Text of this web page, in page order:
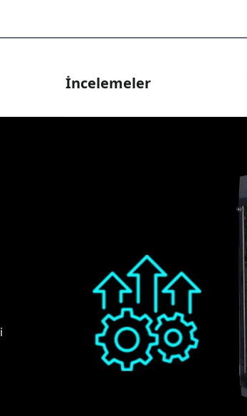
İncelemeler